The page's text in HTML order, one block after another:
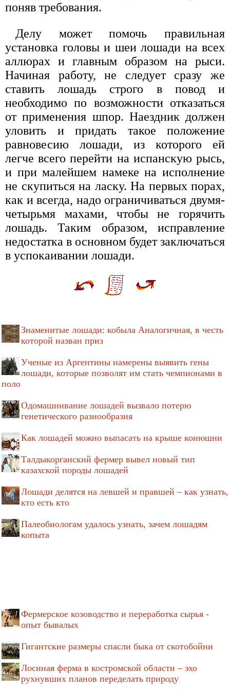
поняв требования.
Делу может помочь правильная
установка головы и шеи лошади на всех
аллюрах и главным образом на рыси.
Начиная работу, не следует сразу же
ставить лошадь строго в повод и
необходимо по возможности отказаться
от применения шпор. Наездник должен
уловить и придать такое положение
равновесию лошади, из которого ей
легче всего перейти на испанскую рысь,
и при малейшем намеке на исполнение
не скупиться на ласку. На первых порах,
как и всегда, надо ограничиваться двумя-
четырьмя махами, чтобы не горячить
лошадь. Таким образом, исправление
недостатка в основном будет заключаться
в успокаивании лошади.
Знаменитые лошади: кобыла Аналогичная, в честь
которой назван приз
Ученые из Аргентины намерены выявить гены
лошади, которые позволят им стать чемпионами в
поло
Одомашнивание лошадей вызвало потерю
генетического разнообразия
Как лошадей можно выпасать на крыше конюшни
Талдыкорганский фермер вывел новый тип
казахской породы лошадей
Лошади делятся на левшей и правшей – как узнать,
кто есть кто
Палеобиологам удалось узнать, зачем лошадям
копыта
Фермерское козоводство и переработка сырья -
опыт бывалых
Гигантские размеры спасли быка от скотобойни
Лосиная ферма в костромской области – эхо
рухнувших планов переделать природу